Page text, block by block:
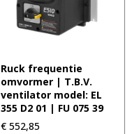
Ruck frequentie
omvormer | T.B.V.
ventilator model: EL
355 D2 01 | FU 075 39
€ 552,85